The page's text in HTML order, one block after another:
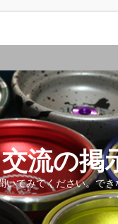
流の掲
てみてください。で